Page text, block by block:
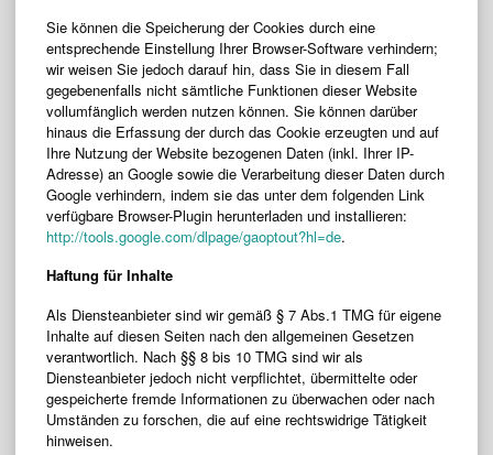
Sie können die Speicherung der Cookies durch eine
entsprechende Einstellung Ihrer Browser-Software verhindern;
wir weisen Sie jedoch darauf hin, dass Sie in diesem Fall
gegebenenfalls nicht sämtliche Funktionen dieser Website
vollumfänglich werden nutzen können. Sie können darüber
hinaus die Erfassung der durch das Cookie erzeugten und auf
Ihre Nutzung der Website bezogenen Daten (inkl. Ihrer IP-
Adresse) an Google sowie die Verarbeitung dieser Daten durch
Google verhindern, indem sie das unter dem folgenden Link
verfügbare Browser-Plugin herunterladen und installieren:
http://tools.google.com/dlpage/gaoptout?hl=de.
Haftung für Inhalte
Als Diensteanbieter sind wir gemäß § 7 Abs.1 TMG für eigene
Inhalte auf diesen Seiten nach den allgemeinen Gesetzen
verantwortlich. Nach §§ 8 bis 10 TMG sind wir als
Diensteanbieter jedoch nicht verpflichtet, übermittelte oder
gespeicherte fremde Informationen zu überwachen oder nach
Umständen zu forschen, die auf eine rechtswidrige Tätigkeit
hinweisen.